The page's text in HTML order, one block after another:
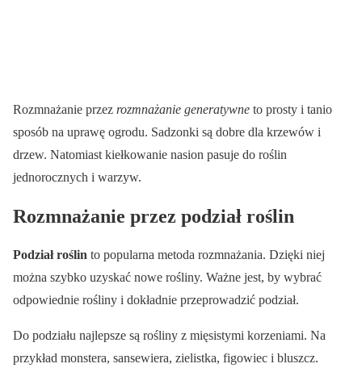
Rozmnażanie przez rozmnażanie generatywne to prosty i tanio
sposób na uprawę ogrodu. Sadzonki są dobre dla krzewów i
drzew. Natomiast kiełkowanie nasion pasuje do roślin
jednorocznych i warzyw.
Rozmnażanie przez podział roślin
Podział roślin to popularna metoda rozmnażania. Dzięki niej
można szybko uzyskać nowe rośliny. Ważne jest, by wybrać
odpowiednie rośliny i dokładnie przeprowadzić podział.
Do podziału najlepsze są rośliny z mięsistymi korzeniami. Na
przykład monstera, sansewiera, zielistka, figowiec i bluszcz.